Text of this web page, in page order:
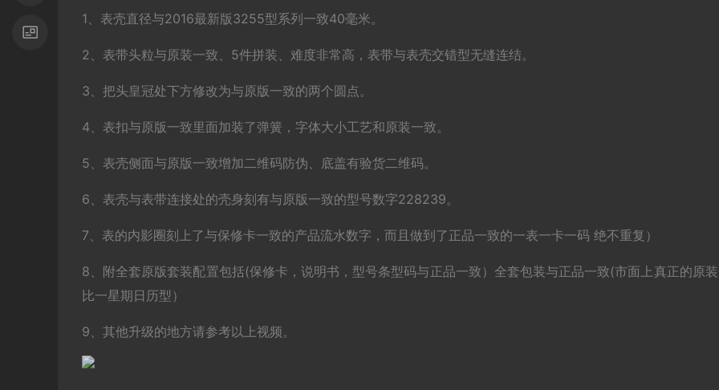
1、表壳直径与2016最新版3255型系列一致40毫米。
2、表带头粒与原装一致、5件拼装、难度非常高，表带与表壳交错型无缝连结。
3、把头皇冠处下方修改为与原版一致的两个圆点。
4、表扣与原版一致里面加装了弹簧，字体大小工艺和原装一致。
5、表壳侧面与原版一致增加二维码防伪、底盖有验货二维码。
6、表壳与表带连接处的壳身刻有与原版一致的型号数字228239。
7、表的内影圈刻上了与保修卡一致的产品流水数字，而且做到了正品一致的一表一卡一码 绝不重复）
8、附全套原版套装配置包括(保修卡，说明书，型号条型码与正品一致）全套包装与正品一致(市面上真正的原
比一星期日历型）
9、其他升级的地方请参考以上视频。